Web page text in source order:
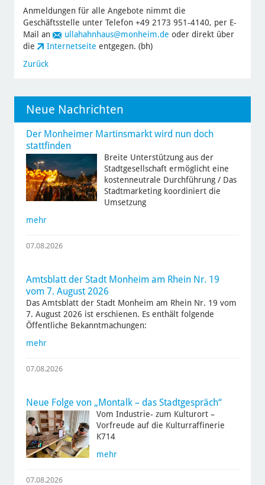
Anmeldungen für alle Angebote nimmt die
Geschäftsstelle unter Telefon +49 2173 951-4140, per E-
Mail an
ullahahnhaus@monheim.de oder direkt über
die
Internetseite entgegen. (bh)
Zurück
Neue Nachrichten
Der Monheimer Martinsmarkt wird nun doch
stattfinden
Breite Unterstützung aus der
Stadtgesellschaft ermöglicht eine
kostenneutrale Durchführung / Das
Stadtmarketing koordiniert die
Umsetzung
mehr
07.08.2026
Amtsblatt der Stadt Monheim am Rhein Nr. 19
vom 7. August 2026
Das Amtsblatt der Stadt Monheim am Rhein Nr. 19 vom
7. August 2026 ist erschienen. Es enthält folgende
Öffentliche Bekanntmachungen:
mehr
07.08.2026
Neue Folge von „Montalk – das Stadtgespräch“
Vom Industrie- zum Kulturort –
Vorfreude auf die Kulturraffinerie
K714
mehr
07.08.2026